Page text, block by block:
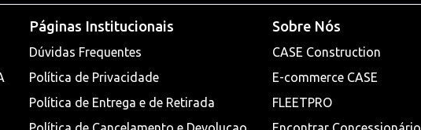
Páginas Institucionais
Dúvidas Frequentes
Política de Privacidade
Política de Entrega e de Retirada
Sobre Nós
CASE Construction
E-commerce CASE
FLEETPRO